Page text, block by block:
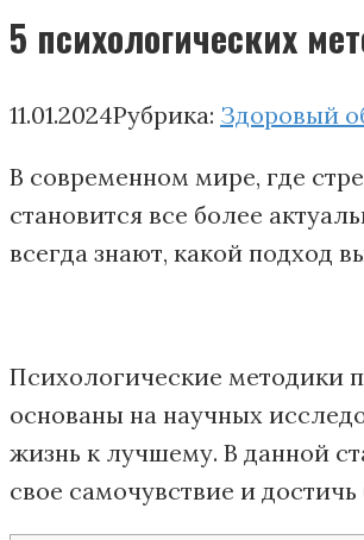
5 психологических
11.01.2024Рубрика: Здоровый
В современном мире, где
становится все более
всегда знают, какой подход
Психологические методики
основаны на научных
жизнь к лучшему. В данной
свое самочувствие и